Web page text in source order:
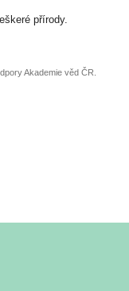
přírody.
Akademie věd ČR.